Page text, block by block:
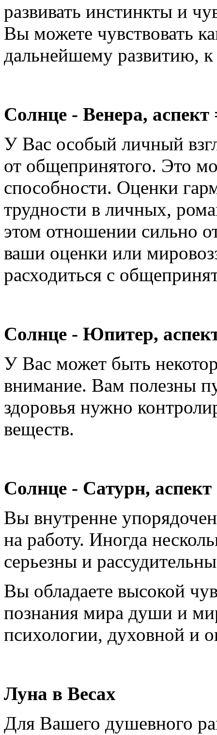
развивать инстинкты и
Вы можете чувствовать
дальнейшему развитию,
Солнце - Венера, аспект
У Вас особый личный
от общепринятого. Это
способности. Оценки
трудности в личных,
этом отношении сильно
ваши оценки или
расходиться с
Солнце - Юпитер,
У Вас может быть
внимание. Вам полезны
здоровья нужно
веществ.
Солнце - Сатурн, аспект
Вы внутренне
на работу. Иногда
серьезны и
Вы обладаете высокой
познания мира души и
психологии, духовной и
Луна в Весах
Для Вашего душевного